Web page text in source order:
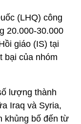
(LHQ) công
20.000-30.000
giáo (IS) tại
bại của nhóm
lượng thành
Iraq và Syria,
khủng bố đến từ